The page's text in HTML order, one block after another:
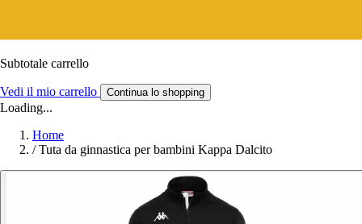
Subtotale carrello
Vedi il mio carrello Continua lo shopping
Loading...
Home
/ Tuta da ginnastica per bambini Kappa Dalcito